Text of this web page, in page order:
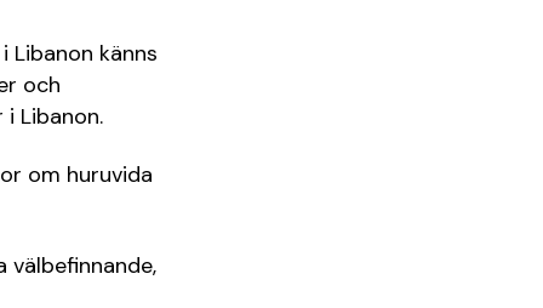
Libanon känns
och
Libanon.
om huruvida
välbefinnande,